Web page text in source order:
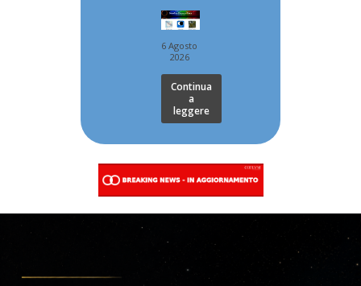
6 Agosto
2026
Continua
a
leggere